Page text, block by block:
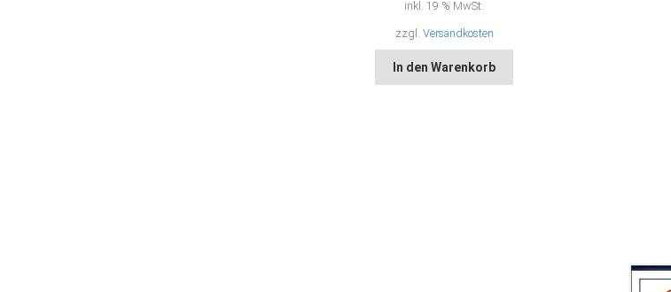
inkl. 19 % MwSt.
zzgl. Versandkosten
In den Warenkorb